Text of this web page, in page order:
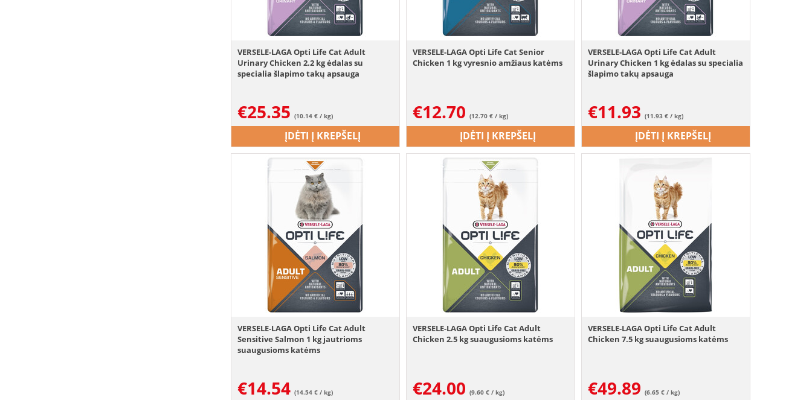
VERSELE-LAGA Opti Life Cat Adult
Urinary Chicken 2.2 kg ėdalas su
specialia šlapimo takų apsauga
€25.35 (10.14 € / kg)
ĮDĖTI Į KREPŠELĮ
VERSELE-LAGA Opti Life Cat Senior
Chicken 1 kg vyresnio amžiaus katėms
€12.70 (12.70 € / kg)
ĮDĖTI Į KREPŠELĮ
VERSELE-LAGA Opti Life Cat Adult
Urinary Chicken 1 kg ėdalas su specialia
šlapimo takų apsauga
€11.93 (11.93 € / kg)
ĮDĖTI Į KREPŠELĮ
VERSELE-LAGA Opti Life Cat Adult
Sensitive Salmon 1 kg jautrioms
suaugusioms katėms
€14.54 (14.54 € / kg)
VERSELE-LAGA Opti Life Cat Adult
Chicken 2.5 kg suaugusioms katėms
€24.00 (9.60 € / kg)
VERSELE-LAGA Opti Life Cat Adult
Chicken 7.5 kg suaugusioms katėms
€49.89 (6.65 € / kg)